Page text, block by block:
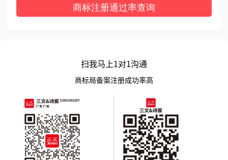
商标注册通过率查询
扫我马上1对1沟通
商标局备案注册成功率高